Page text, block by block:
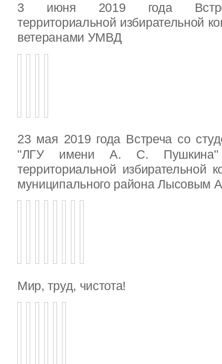
3 июня 2019 года
территориальной избирательной
ветеранами УМВД
23 мая 2019 года Встреча со
"ЛГУ имени А. С. Пушкина"
территориальной избирательной
муниципального района Лысовым
Мир, труд, чистота!